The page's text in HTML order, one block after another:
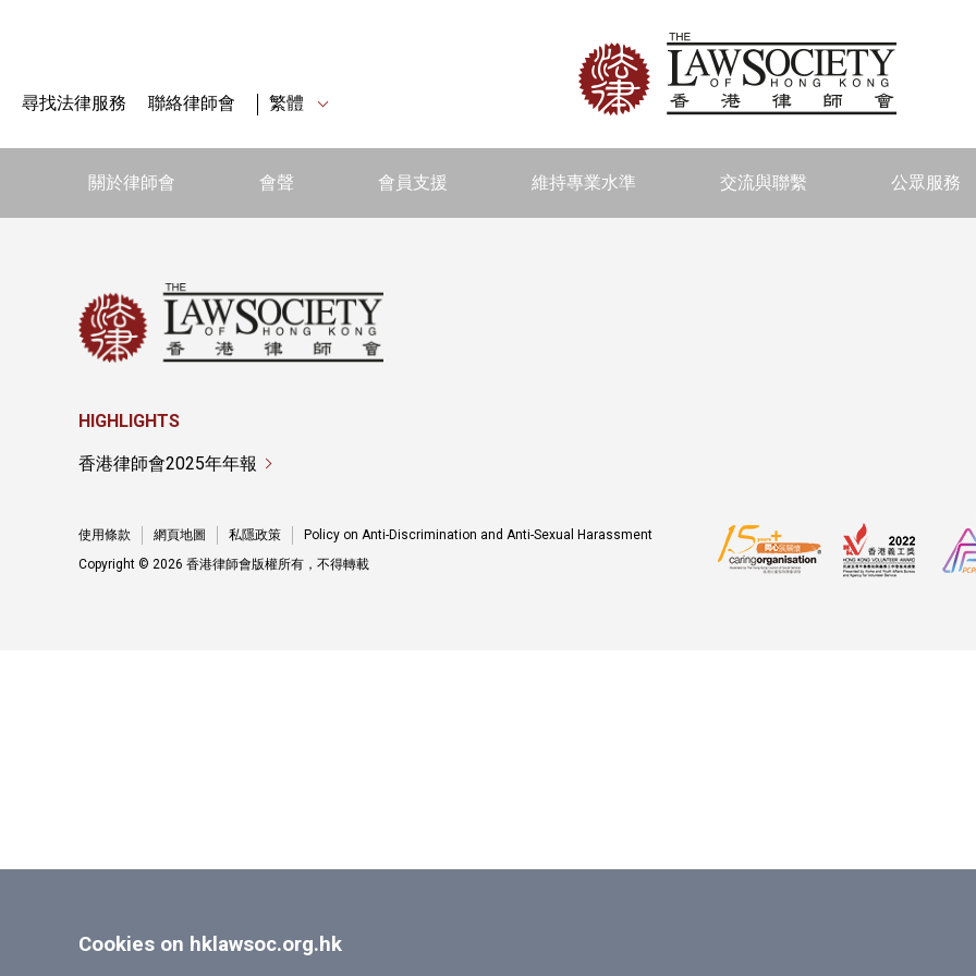
尋找法律服務 聯絡律師會 繁體
關於律師會 會聲 會員支援 維持專業水準 交流與聯繫 公眾服務
Cookies on hklawsoc.org.hk
HIGHLIGHTS
香港律師會2025年年報
使用條款 網頁地圖 私隱政策
Policy on Anti-Discrimination and Anti-Sexual Harassment
Copyright © 2026 香港律師會版權所有，不得轉載